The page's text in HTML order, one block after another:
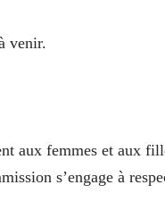
venir.
aux femmes et aux
s’engage à